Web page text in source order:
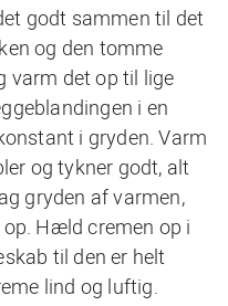
godt sammen til det
og den tomme
varm det op til lige
i en
i gryden. Varm
og tykner godt, alt
gryden af varmen,
Hæld cremen op i
til den er helt
lind og luftig.